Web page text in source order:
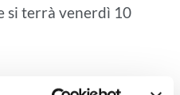
si terrà venerdì 10